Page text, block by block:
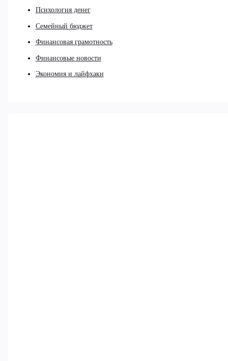
Психология денег
Семейный бюджет
Финансовая грамотность
Финансовые новости
Экономия и лайфхаки